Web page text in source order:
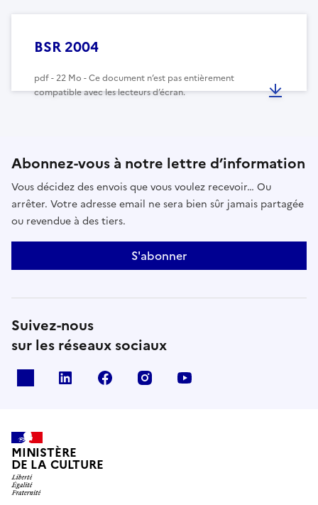
BSR 2004
pdf - 22 Mo - Ce document n’est pas entièrement
compatible avec les lecteurs d’écran.
Abonnez-vous à notre lettre d’information
Vous décidez des envois que vous voulez recevoir… Ou
arrêter. Votre adresse email ne sera bien sûr jamais partagée
ou revendue à des tiers.
S'abonner
Suivez-nous
sur les réseaux sociaux
linkedin facebook instagram
MINISTÈRE
DE LA CULTURE